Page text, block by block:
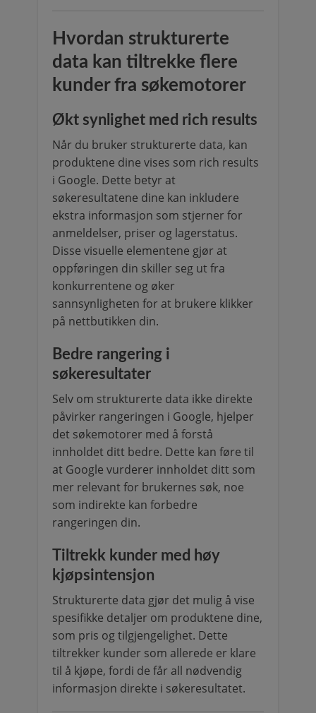
Hvordan strukturerte
data kan tiltrekke flere
kunder fra søkemotorer
Økt synlighet med rich results
Når du bruker strukturerte data, kan
produktene dine vises som rich results
i Google. Dette betyr at
søkeresultatene dine kan inkludere
ekstra informasjon som stjerner for
anmeldelser, priser og lagerstatus.
Disse visuelle elementene gjør at
oppføringen din skiller seg ut fra
konkurrentene og øker
sannsynligheten for at brukere klikker
på nettbutikken din.
Bedre rangering i
søkeresultater
Selv om strukturerte data ikke direkte
påvirker rangeringen i Google, hjelper
det søkemotorer med å forstå
innholdet ditt bedre. Dette kan føre til
at Google vurderer innholdet ditt som
mer relevant for brukernes søk, noe
som indirekte kan forbedre
rangeringen din.
Tiltrekk kunder med høy
kjøpsintensjon
Strukturerte data gjør det mulig å vise
spesifikke detaljer om produktene dine,
som pris og tilgjengelighet. Dette
tiltrekker kunder som allerede er klare
til å kjøpe, fordi de får all nødvendig
informasjon direkte i søkeresultatet.